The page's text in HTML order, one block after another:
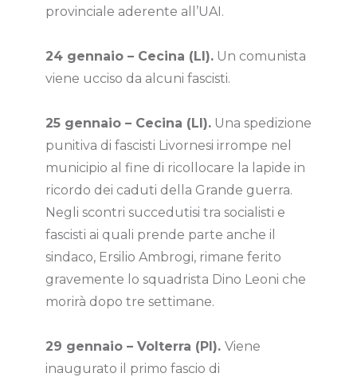
provinciale aderente all’UAI.
24 gennaio – Cecina (LI).Un comunista
viene ucciso da alcuni fascisti.
25 gennaio – Cecina (LI).Una spedizione
punitiva di fascisti Livornesi irrompe nel
municipio al fine di ricollocare la lapide in
ricordo dei caduti della Grande guerra.
Negli scontri succedutisi tra socialisti e
fascisti ai quali prende parte anche il
sindaco, Ersilio Ambrogi, rimane ferito
gravemente lo squadrista Dino Leoni che
morirà dopo tre settimane.
29 gennaio – Volterra (PI). Viene
inaugurato il primo fascio di